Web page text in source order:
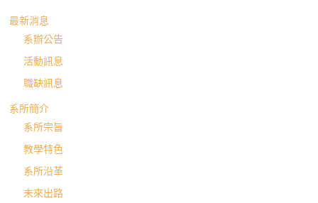
國
語
文
學
系
最新消息
系辦公告
活動訊息
職缺訊息
系所簡介
系所宗旨
教學特色
系所沿革
未來出路